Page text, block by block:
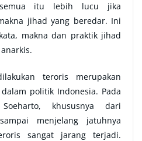
itu lebih lucu jika
jihad yang beredar. Ini
makna dan praktik jihad
teroris merupakan
politik Indonesia. Pada
khususnya dari
menjelang jatuhnya
sangat jarang terjadi.